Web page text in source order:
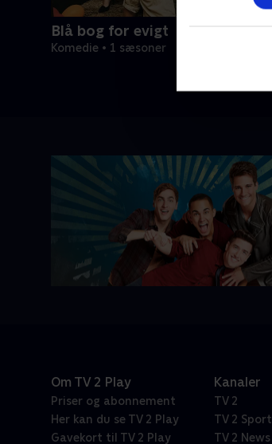
Blå bog for evigt
Komedie • 1 sæsoner
Om TV 2 Play
Priser og abonnement
Her kan du se TV 2 Play
Gavekort til TV 2 Play
Kanaler
TV 2
TV 2 Sport
TV 2 News